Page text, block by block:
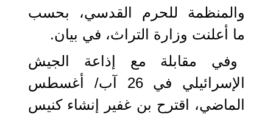
والمنظمة للحرم القدسي، بحسب
ما أعلنت وزارة التراث، في بيان.
وفي مقابلة مع إذاعة الجيش
الإسرائيلي في 26 آب/ أغسطس
الماضي، اقترح بن غفير إنشاء كنيس